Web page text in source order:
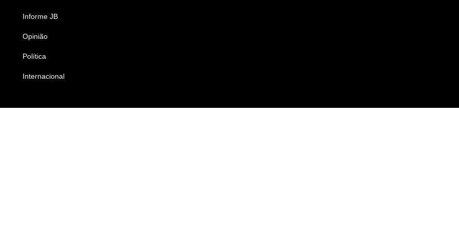
Informe JB
Opinião
Política
Internacional